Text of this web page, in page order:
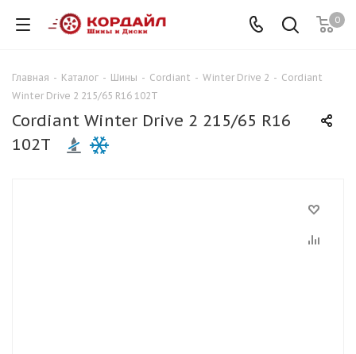
0
Главная - Каталог - Шины - Cordiant - Winter Drive 2 - Cordiant
Winter Drive 2 215/65 R16 102T
Cordiant Winter Drive 2 215/65 R16
102T